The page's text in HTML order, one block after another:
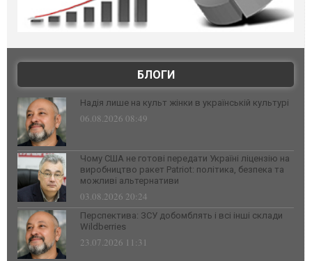
БЛОГИ
Надія лише на культ жінки в українській культурі
06.08.2026 08:49
Чому США не готові передати Україні ліцензію на
виробництво ракет Patriot: політика, безпека та
можливі альтернативи
03.08.2026 20:24
Перспектива: ЗСУ добомблять і всі інші склади
Wildberries
23.07.2026 11:31